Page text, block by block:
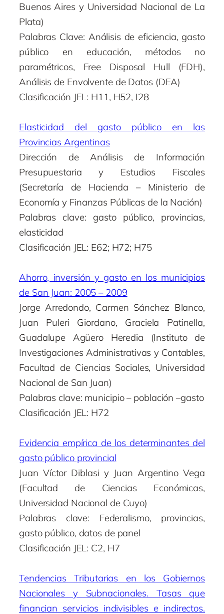
Buenos Aires y Universidad Nacional de La
Plata)
Palabras Clave: Análisis de eficiencia, gasto
público en educación, métodos no
paramétricos, Free Disposal Hull (FDH),
Análisis de Envolvente de Datos (DEA)
Clasificación JEL: H11, H52, I28
Elasticidad del gasto público en las
Provincias Argentinas
Dirección de Análisis de Información
Presupuestaria y Estudios Fiscales
(Secretaría de Hacienda – Ministerio de
Economía y Finanzas Públicas de la Nación)
Palabras clave: gasto público, provincias,
elasticidad
Clasificación JEL: E62; H72; H75
Ahorro, inversión y gasto en los municipios
de San Juan: 2005 – 2009
Jorge Arredondo, Carmen Sánchez Blanco,
Juan Puleri Giordano, Graciela Patinella,
Guadalupe Agüero Heredia (Instituto de
Investigaciones Administrativas y Contables,
Facultad de Ciencias Sociales, Universidad
Nacional de San Juan)
Palabras clave: municipio – población –gasto
Clasificación JEL: H72
Evidencia empírica de los determinantes del
gasto público provincial
Juan Víctor Diblasi y Juan Argentino Vega
(Facultad de Ciencias Económicas,
Universidad Nacional de Cuyo)
Palabras clave: Federalismo, provincias,
gasto público, datos de panel
Clasificación JEL: C2, H7
Tendencias Tributarias en los Gobiernos
Nacionales y Subnacionales. Tasas que
financian servicios indivisibles e indirectos.